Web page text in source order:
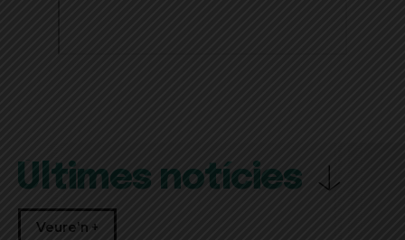
Últimes notícies
Veure'n +